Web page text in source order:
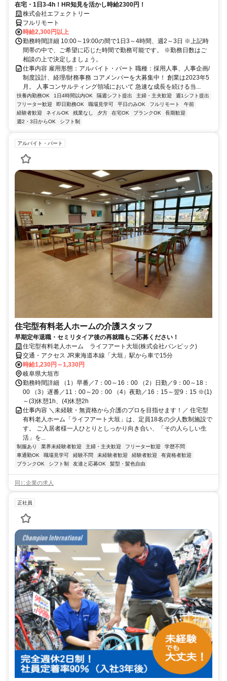
在宅・1日3-4h！HR知見を活かし時給2300円！
株式会社エフェクトリー
フルリモート
時給2,300円以上
勤務時間詳細 10:00～19:00の間で1日3～4時間、週2～3日 ※上記時
間帯の中で、ご希望に応じた時間で勤務可能です。 ※勤務日数はご
相談の上で決定しましょう。
仕事内容 雇用形態：アルバイト・パート 職種：採用人事、人事企画/
制度設計、経理/財務事務 コアメンバーを大募集中！ 創業は2023年5
月。 人事コンサルティング領域において 急速な成長を続ける当...
扶養内勤務OK 1日4時間以内OK 隔週シフト提出 主婦・主夫歓迎
週1シフト提出
フリーター歓迎
即日勤務OK 職場見学可 平日のみOK フルリモート
午前
経験者歓迎
ネイルOK 残業なし 夕方 在宅OK ブランクOK
長期歓迎
週2・3日からOK
シフト制
アルバイト・パート
住宅型有料老人ホームの介護スタッフ
早期定年退職・セミリタイア後の再就職もご応募ください！
住宅型有料老人ホーム ライフアート大垣(株式会社パンピック)
交通・アクセス JR東海道本線「大垣」駅から車で15分
時給1,230円～1,330円
岐阜県大垣市
勤務時間詳細 （1）早番／7：00～16：00 （2）日勤／9：00～18：
00 （3）遅番／11：00～20：00 （4）夜勤／16：15～翌9：15 ※(1)
～(3)休憩1h、(4)休憩2h
仕事内容 ＼未経験・無資格から介護のプロを目指せます！／ 住宅型
有料老人ホーム「ライフアート大垣」は、定員18名の少人数制施設で
す。 ご入居者様一人ひとりとしっかり向き合い、「その人らしい生
活」を...
制服あり 業界未経験者歓迎 主婦・主夫歓迎 フリーター歓迎
学歴不問
車通勤OK
職場見学可 経験不問 未経験者歓迎 経験者歓迎
有資格者歓迎
ブランクOK
シフト制 友達と応募OK 髪型・髪色自由
同じ企業の求人
正社員